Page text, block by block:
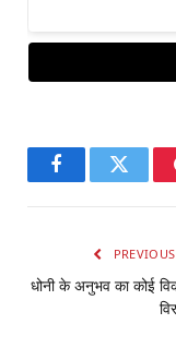
FacebookTwitter
धोनी के अनुभव का कोई